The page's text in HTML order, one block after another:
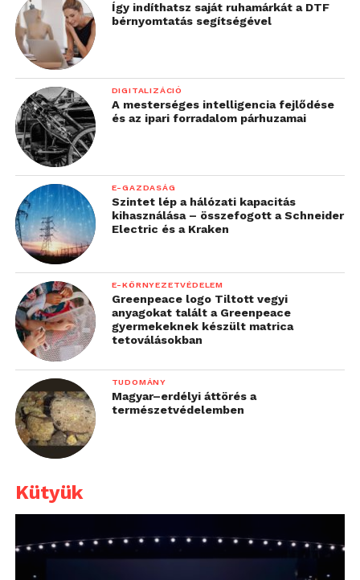
Így indíthatsz saját ruhamárkát a DTF
bérnyomtatás segítségével
DIGITALIZÁCIÓ
A mesterséges intelligencia fejlődése
és az ipari forradalom párhuzamai
E-GAZDASÁG
Szintet lép a hálózati kapacitás
kihasználása – összefogott a Schneider
Electric és a Kraken
E-KÖRNYEZETVÉDELEM
Greenpeace logo Tiltott vegyi
anyagokat talált a Greenpeace
gyermekeknek készült matrica
tetoválásokban
TUDOMÁNY
Magyar–erdélyi áttörés a
természetvédelemben
Kütyük